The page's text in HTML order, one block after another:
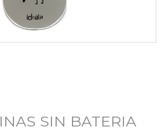
SIN BATERIA